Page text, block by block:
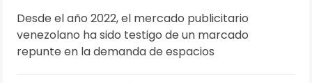
Desde el año 2022, el mercado publicitario
venezolano ha sido testigo de un marcado
repunte en la demanda de espacios